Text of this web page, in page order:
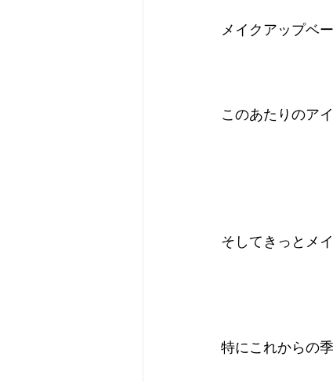
メイクアップベ
このあたりのア
そしてきっとメ
特にこれからの